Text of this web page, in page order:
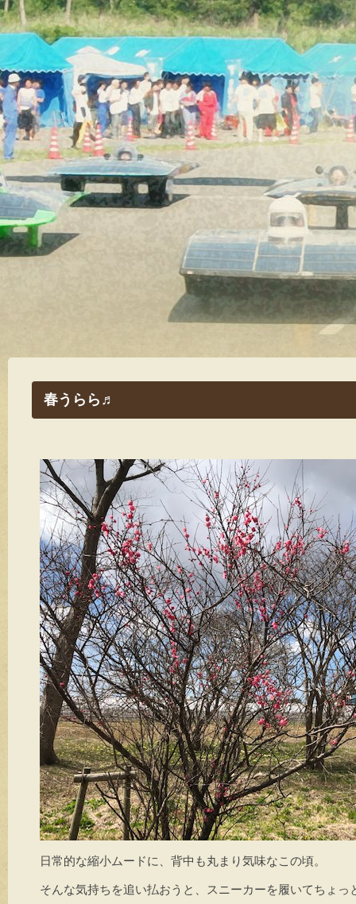
春うらら♬
日常的な縮小ムードに、背中も丸まり気味なこの頃。
そんな気持ちを追い払おうと、スニーカーを履いてちょっ